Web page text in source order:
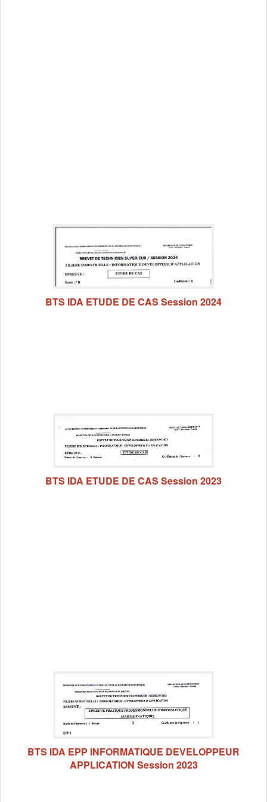
BTS IDA ETUDE DE CAS Session 2024
BTS IDA ETUDE DE CAS Session 2023
BTS IDA EPP INFORMATIQUE DEVELOPPEUR
APPLICATION Session 2023